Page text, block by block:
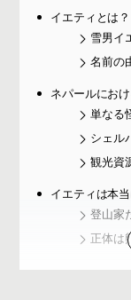
イエティとは
雪男イ
名前の
ネパールにお
単なる
シェル
観光資
イエティは本
登山家
正体は